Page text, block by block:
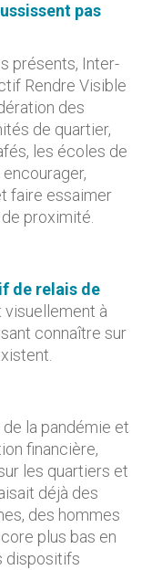
pas
présents, Inter-
Rendre Visible
des
de quartier,
les écoles de
faire essaimer
proximité.
de relais de
visuellement à
connaître sur
la pandémie et
financière,
les quartiers et
déjà des
des hommes
plus bas en
dispositifs